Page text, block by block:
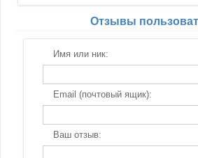
Отзывы
Имя или ник:
Email (почтовый ящик):
Ваш отзыв: